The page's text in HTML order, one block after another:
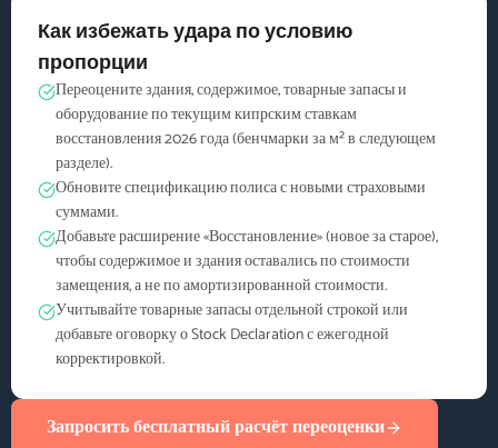
Как избежать удара по условию
пропорции
Переоцените здания, содержимое, товарные запасы и
оборудование по текущим кипрским ставкам
восстановления 2026 года (бенчмарки за м² в следующем
разделе).
Обновите спецификацию полиса с новыми страховыми
суммами.
Добавьте расширение «Восстановление» (новое за старое),
чтобы содержимое и здания оставались по стоимости
замещения, а не по амортизированной стоимости.
Учитывайте товарные запасы отдельной строкой или
добавьте оговорку о Stock Declaration с ежегодной
корректировкой.
Запросить бесплатный расчёт переоценки